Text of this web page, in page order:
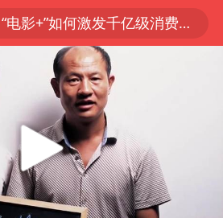
“电影+”如何激发千亿级消费新活力？
中医教你一招提升气血
胜宏科技：股票交易异常波动